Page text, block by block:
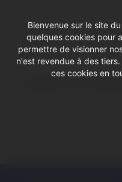
Bienvenue sur le site
quelques cookies pour
permettre de visionner
n'est revendue à des
ces cookies en